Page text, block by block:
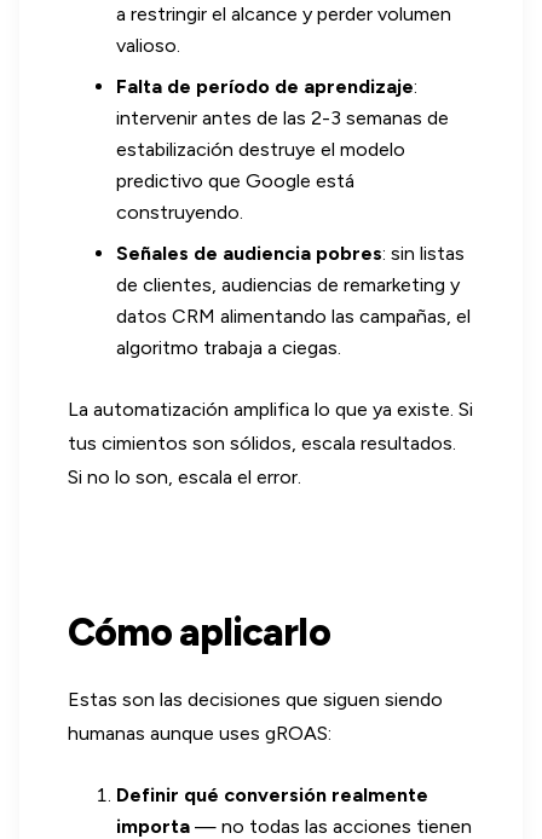
a restringir el alcance y perder volumen
valioso.
Falta de período de aprendizaje:
intervenir antes de las 2-3 semanas de
estabilización destruye el modelo
predictivo que Google está
construyendo.
Señales de audiencia pobres: sin listas
de clientes, audiencias de remarketing y
datos CRM alimentando las campañas, el
algoritmo trabaja a ciegas.
La automatización amplifica lo que ya existe. Si
tus cimientos son sólidos, escala resultados.
Si no lo son, escala el error.
Cómo aplicarlo
Estas son las decisiones que siguen siendo
humanas aunque uses gROAS:
Definir qué conversión realmente
importa — no todas las acciones tienen